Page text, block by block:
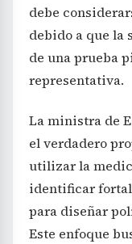
debe
debido a que la
de una prueba
representativa.
La ministra de
el verdadero
utilizar la
identificar
para diseñar
Este enfoque